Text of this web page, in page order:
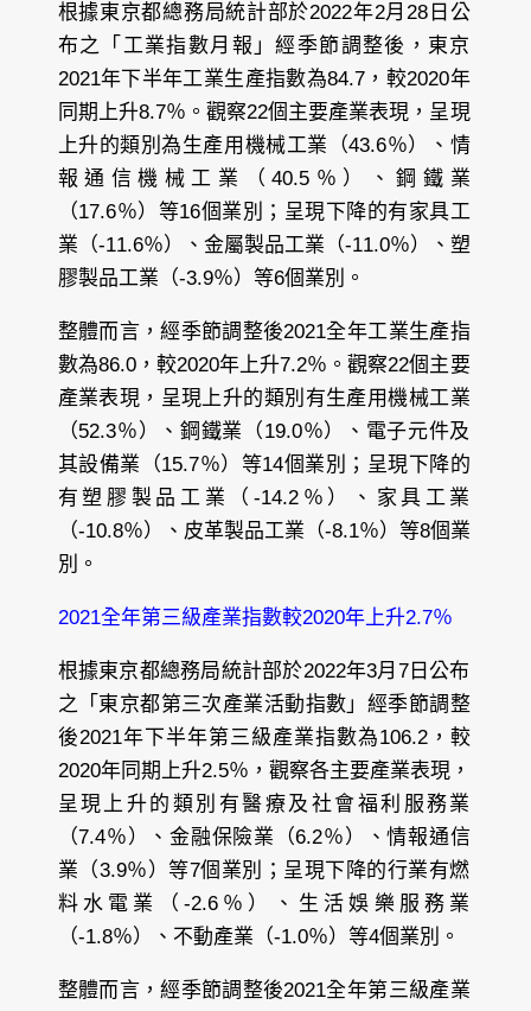
根據東京都總務局統計部於2022年2月28日公
布之「工業指數月報」經季節調整後，東京
2021年下半年工業生產指數為84.7，較2020年
同期上升8.7％。觀察22個主要產業表現，呈現
上升的類別為生產用機械工業（43.6％）、情
報通信機械工業（40.5％）、鋼鐵業
（17.6％）等16個業別；呈現下降的有家具工
業（-11.6％）、金屬製品工業（-11.0％）、塑
膠製品工業（-3.9％）等6個業別。
整體而言，經季節調整後2021全年工業生產指
數為86.0，較2020年上升7.2％。觀察22個主要
產業表現，呈現上升的類別有生產用機械工業
（52.3％）、鋼鐵業（19.0％）、電子元件及
其設備業（15.7％）等14個業別；呈現下降的
有塑膠製品工業（-14.2％）、家具工業
（-10.8％）、皮革製品工業（-8.1％）等8個業
別。
2021全年第三級產業指數較2020年上升2.7％
根據東京都總務局統計部於2022年3月7日公布
之「東京都第三次產業活動指數」經季節調整
後2021年下半年第三級產業指數為106.2，較
2020年同期上升2.5％，觀察各主要產業表現，
呈現上升的類別有醫療及社會福利服務業
（7.4％）、金融保險業（6.2％）、情報通信
業（3.9％）等7個業別；呈現下降的行業有燃
料水電業（-2.6％）、生活娛樂服務業
（-1.8％）、不動產業（-1.0％）等4個業別。
整體而言，經季節調整後2021全年第三級產業